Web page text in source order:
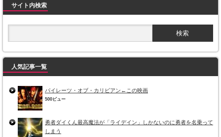
サイト内検索
人気記事一覧
パイレーツ・オブ・カリビアン←この映画
500ビュー
勇者ダイくん最高魔法が「ライデイン」しかないのに勇者を名乗って
しまう